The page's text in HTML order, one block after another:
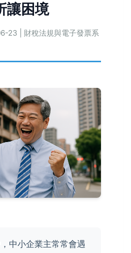
讓困境
23 | 財稅法規與電子發票系
中小企業主常常會遇